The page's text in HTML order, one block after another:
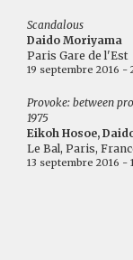
Scandalous
Daido Moriyama
Paris Gare de l'Est
19 septembre 2016 -
Provoke: between
1975
Eikoh Hosoe,
Le Bal, Paris,
13 septembre 2016 -